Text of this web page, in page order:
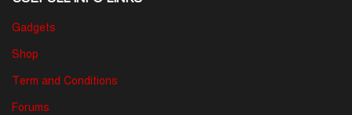
Gadgets
Shop
Term and Conditions
Forums